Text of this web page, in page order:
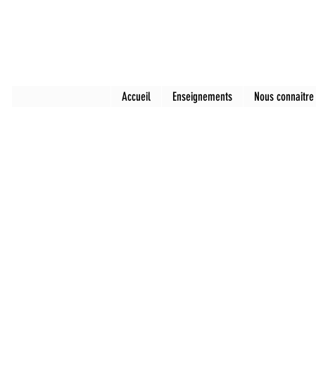
Accueil Enseignements Nous connaitre